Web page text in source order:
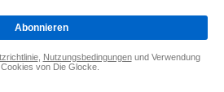
Abonnieren
, Nutzungsbedingungenund Verwendung
von Die Glocke.